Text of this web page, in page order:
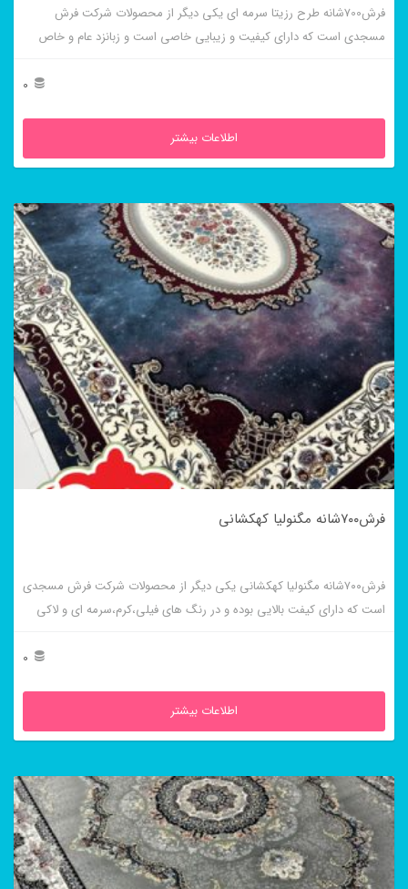
فرش700شانه طرح رزیتا سرمه ای یکی دیگر از محصولات شرکت فرش
مسجدی است که دارای کیفیت و زیبایی خاصی است و زبانزد عام و خاص
0
اطلاعات بیشتر
فرش۷۰۰شانه مگنولیا کهکشانی
فرش۷۰۰شانه مگنولیا کهکشانی یکی دیگر از محصولات شرکت فرش مسجدی
است که دارای کیفت بالایی بوده و در رنگ های فیلی،کرم،سرمه ای و لاکی
0
اطلاعات بیشتر